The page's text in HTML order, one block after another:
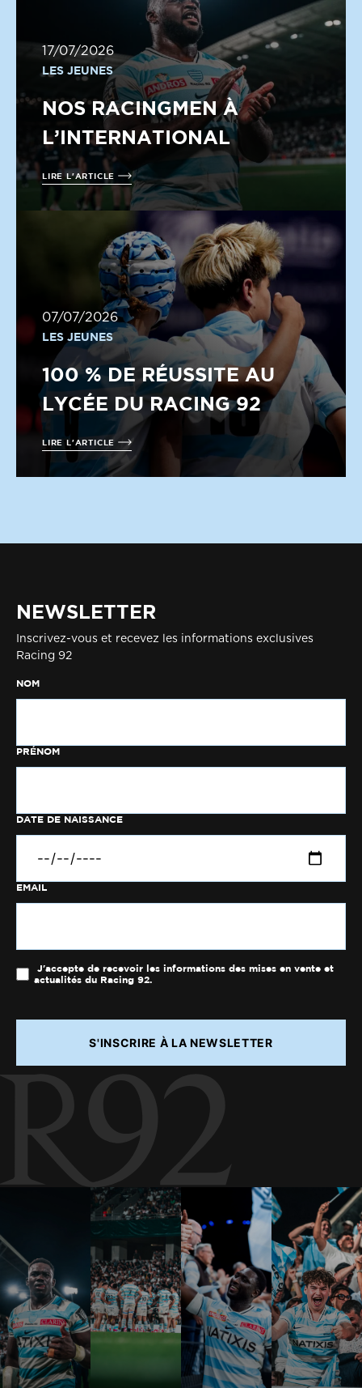
17/07/2026
LES JEUNES
NOS RACINGMEN À
L’INTERNATIONAL
LIRE L'ARTICLE
07/07/2026
LES JEUNES
100 % DE RÉUSSITE AU
LYCÉE DU RACING 92
LIRE L'ARTICLE
NEWSLETTER
Inscrivez-vous et recevez les informations exclusives
Racing 92
NOM
PRÉNOM
DATE DE NAISSANCE
EMAIL
J'accepte de recevoir les informations des mises en vente et
actualités du Racing 92.
S'INSCRIRE À LA NEWSLETTER